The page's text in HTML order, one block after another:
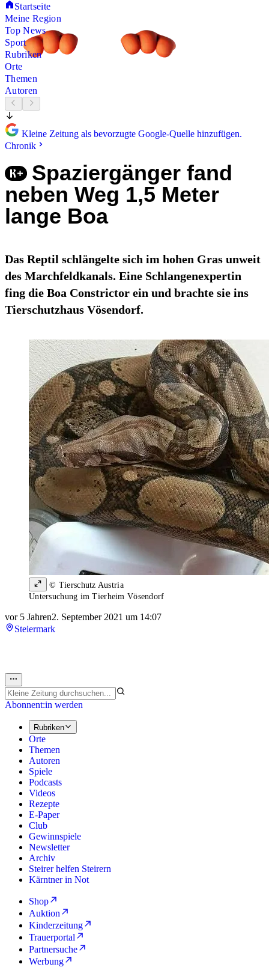
Startseite
Meine Region
Top News
Sport
Rubriken
Orte
Themen
Autoren
Kleine Zeitung als bevorzugte Google-Quelle hinzufügen.
Chronik
Spaziergänger fand
neben Weg 1,5 Meter
lange Boa
Das Reptil schlängelte sich im hohen Gras unweit
des Marchfeldkanals. Eine Schlangenexpertin
fing die Boa Constrictor ein und brachte sie ins
Tierschutzhaus Vösendorf.
© Tierschutz Austria
Untersuchung im Tierheim Vösendorf
vor 5 Jahren2. September 2021 um 14:07
Steiermark
Abonnent:in werden
Rubriken
Orte
Themen
Autoren
Spiele
Podcasts
Videos
Rezepte
E-Paper
Club
Gewinnspiele
Newsletter
Archiv
Steirer helfen Steirern
Kärntner in Not
Shop
Auktion
Kinderzeitung
Trauerportal
Partnersuche
Werbung